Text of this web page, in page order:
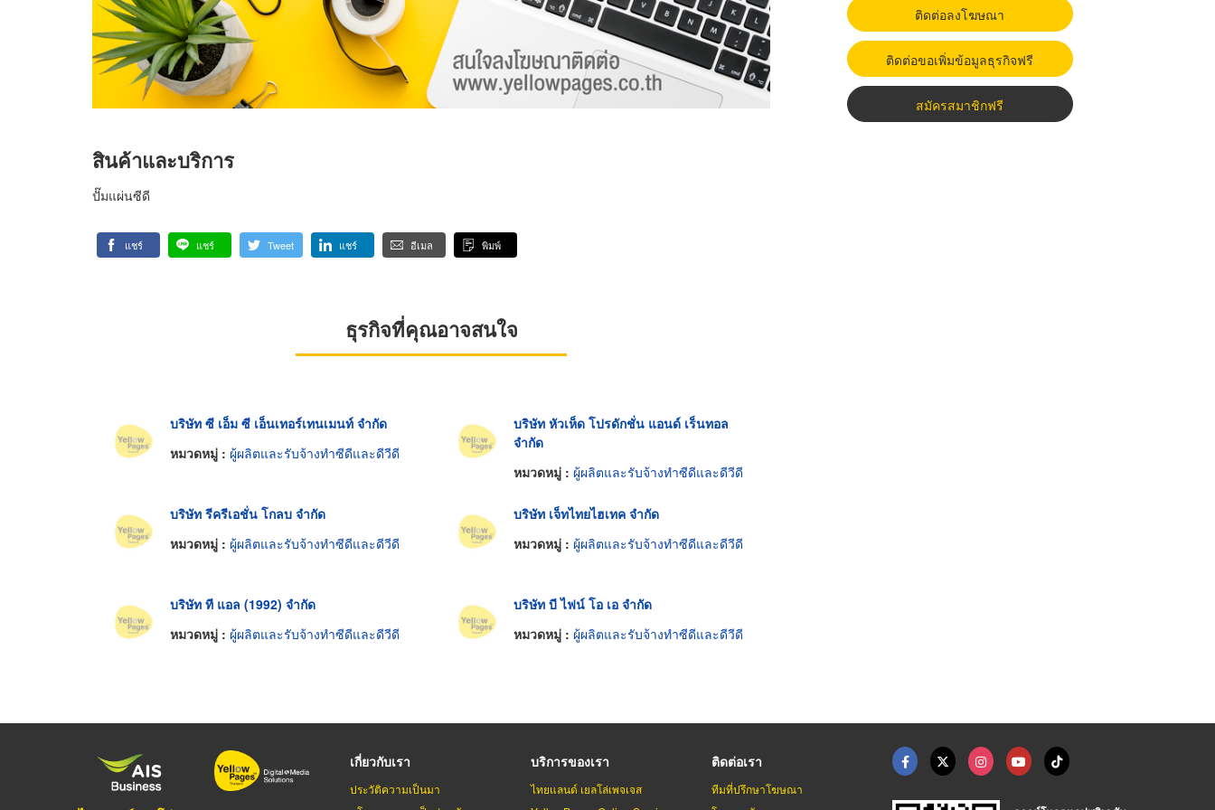
สินค้าและบริการ
ปั๊มแผ่นซีดี
แชร์ แชร์ Tweet แชร์ อีเมล พิมพ์
ธุรกิจที่คุณอาจสนใจ
บริษัท ซี เอ็ม ซี เอ็นเทอร์เทนเมนท์ จำกัด
หมวดหมู่ : ผู้ผลิตและรับจ้างทำซีดีและดีวีดี
บริษัท หัวเห็ด โปรดักชั่น แอนด์ เร็นทอล
จำกัด
หมวดหมู่ : ผู้ผลิตและรับจ้างทำซีดีและดีวีดี
บริษัท รีครีเอชั่น โกลบ จำกัด
หมวดหมู่ : ผู้ผลิตและรับจ้างทำซีดีและดีวีดี
บริษัท เจ็ทไทยไฮเทค จำกัด
หมวดหมู่ : ผู้ผลิตและรับจ้างทำซีดีและดีวีดี
บริษัท ที แอล (1992) จำกัด
หมวดหมู่ : ผู้ผลิตและรับจ้างทำซีดีและดีวีดี
บริษัท บี ไฟน์ โอ เอ จำกัด
หมวดหมู่ : ผู้ผลิตและรับจ้างทำซีดีและดีวีดี
ติดต่อลงโฆษณา
ติดต่อขอเพิ่มข้อมูลธุรกิจฟรี
สมัครสมาชิกฟรี
เกี่ยวกับเรา
ประวัติความเป็นมา
บริการของเรา
ไทยแลนด์ เยลโล่เพจเจส
ติดต่อเรา
ทีมที่ปรึกษาโฆษณา